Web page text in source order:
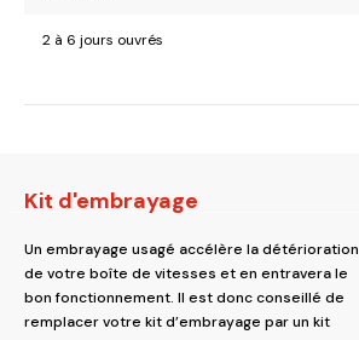
2 à 6 jours ouvrés
Kit d'embrayage
Un embrayage usagé accélère la détérioration
de votre boîte de vitesses et en entravera le
bon fonctionnement. Il est donc conseillé de
remplacer votre kit d’embrayage par un kit